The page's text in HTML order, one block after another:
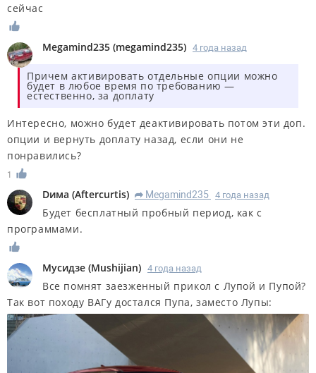
сейчас
Megamind235 (megamind235) 4 года назад
Причем активировать отдельные опции можно
будет в любое время по требованию —
естественно, за доплату
Интересно, можно будет деактивировать потом эти доп.
опции и вернуть доплату назад, если они не
понравились?
1
Dима (Aftercurtis) R Megamind235 4 года назад
Будет бесплатный пробный период, как с
программами.
Мусидзе (Mushijian) 4 года назад
Все помнят заезженный прикол с Лупой и Пупой?
Так вот походу ВАГу достался Пупа, заместо Лупы: